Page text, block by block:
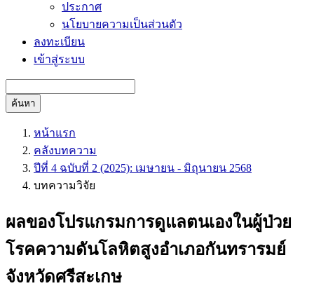
ประกาศ
นโยบายความเป็นส่วนตัว
ลงทะเบียน
เข้าสู่ระบบ
ค้นหา
หน้าแรก
คลังบทความ
ปีที่ 4 ฉบับที่ 2 (2025): เมษายน - มิถุนายน 2568
บทความวิจัย
ผลของโปรแกรมการดูแลตนเองในผู้ป่วย
โรคความดันโลหิตสูงอำเภอกันทรารมย์
จังหวัดศรีสะเกษ